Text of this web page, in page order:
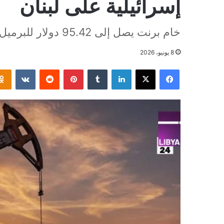
إسرائيلية على لبنان
خام برنت يصل إلى 95.42 دولار للبرميل
8 يونيو، 2026
فيسبوك ‫X لينكدإن بينتيريست